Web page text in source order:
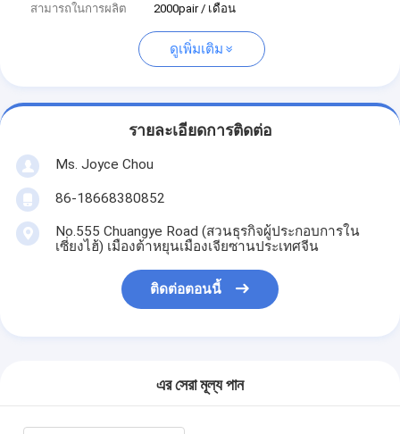
สามารถในการผลิต
2000pair / เดือน
ดูเพิ่มเติม
รายละเอียดการติดต่อ
Ms. Joyce Chou
86-18668380852
No.555 Chuangye Road (สวนธุรกิจผู้ประกอบการใน
เซี่ยงไฮ้) เมืองต้าหยุนเมืองเจียซานประเทศจีน
ติดต่อตอนนี้
এর সেরা মূল্য পান